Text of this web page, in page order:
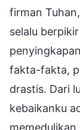
firman
selalu
fakta-fakta,
drastis. Dari
kebaikanku